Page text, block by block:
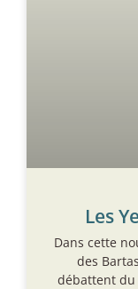
Les
Dans cette
des
débattent du